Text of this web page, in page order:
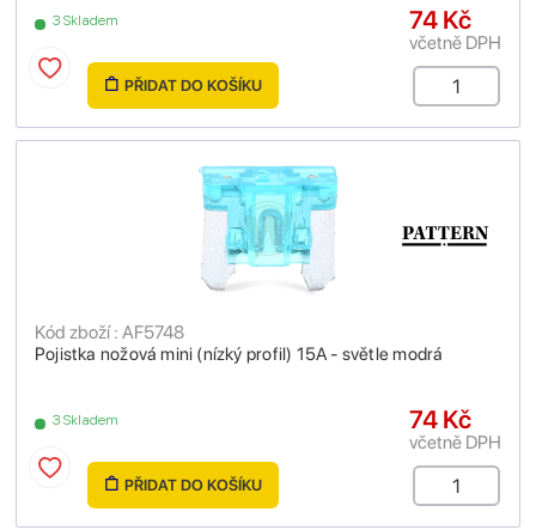
3 Skladem 74 Kč
včetně DPH
PŘIDAT DO KOŠÍKU
Pojistka nožová mini (nízký profil) 15A - světle modrá
Kód zboží : AF5748
3 Skladem 74 Kč
včetně DPH
PŘIDAT DO KOŠÍKU